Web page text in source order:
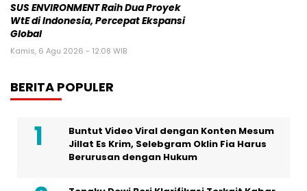
SUS ENVIRONMENT Raih Dua Proyek
WtE di Indonesia, Percepat Ekspansi
Global
Kamis, 6 Agu 2026 - 12:08 WIB
BERITA POPULER
Buntut Video Viral dengan Konten Mesum
Jillat Es Krim, Selebgram Oklin Fia Harus
Berurusan dengan Hukum